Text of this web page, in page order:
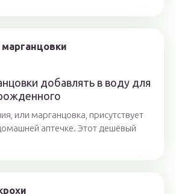
добавлять в воду для
или марганцовка, присутствует
аптечке. Этот дешёвый